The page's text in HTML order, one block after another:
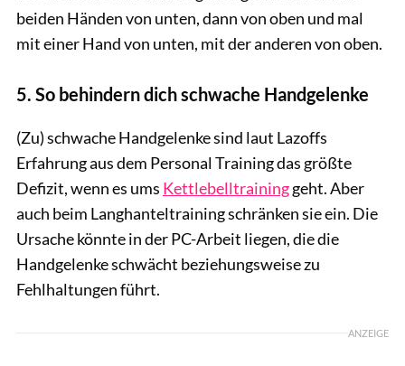
beiden Händen von unten, dann von oben und mal
mit einer Hand von unten, mit der anderen von oben.
5. So behindern dich schwache Handgelenke
(Zu) schwache Handgelenke sind laut Lazoffs
Erfahrung aus dem Personal Training das größte
Defizit, wenn es ums Kettlebelltraininggeht. Aber
auch beim Langhanteltraining schränken sie ein. Die
Ursache könnte in der PC-Arbeit liegen, die die
Handgelenke schwächt beziehungsweise zu
Fehlhaltungen führt.
ANZEIGE